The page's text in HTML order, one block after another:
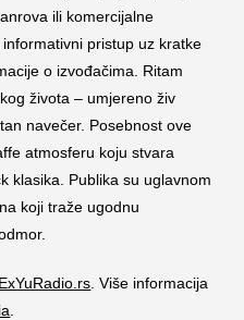
ili komercijalne
pristup uz kratke
o izvođačima. Ritam
života – umjereno živ
navečer. Posebnost ove
atmosferu koju stvara
klasika. Publika su uglavnom
koji traže ugodnu
ExYuRadio.rs . Više informacija